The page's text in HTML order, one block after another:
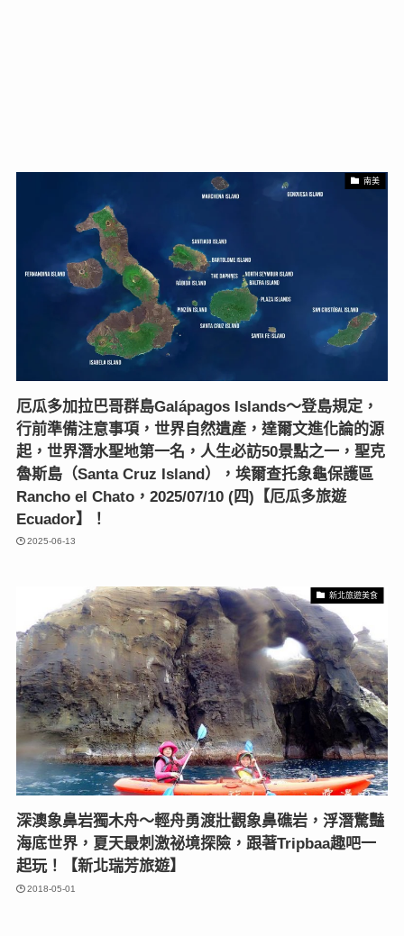
南美
厄瓜多加拉巴哥群島Galápagos Islands～登島規定，
行前準備注意事項，世界自然遺產，達爾文進化論的源
起，世界潛水聖地第一名，人生必訪50景點之一，聖克
魯斯島（Santa Cruz Island），埃爾查托象龜保護區
Rancho el Chato，2025/07/10 (四)【厄瓜多旅遊
Ecuador】！
2025-06-13
新北旅遊美食
深澳象鼻岩獨木舟～輕舟勇渡壯觀象鼻礁岩，浮潛驚豔
海底世界，夏天最刺激祕境探險，跟著Tripbaa趣吧一
起玩！【新北瑞芳旅遊】
2018-05-01